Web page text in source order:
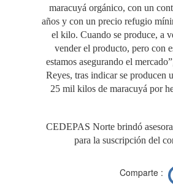
maracuyá orgánico, con un
años y con un precio refugio
el kilo. Cuando se produce, a
vender el producto, pero con
estamos asegurando el
Reyes, tras indicar se producen
25 mil kilos de maracuyá por
CEDEPAS Norte brindó
para la suscripción del
Comparte :